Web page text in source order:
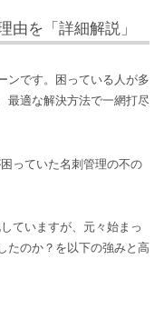
由を「詳細解説」
ンです。困っている人が多
最適な解決方法で一網打尽
っていた名刺管理の不の
ていますが、元々始まっ
たのか？を以下の強みと高